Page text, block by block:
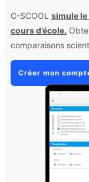
C-SCOOL simule
cours d’école.
comparaisons
Créer mon